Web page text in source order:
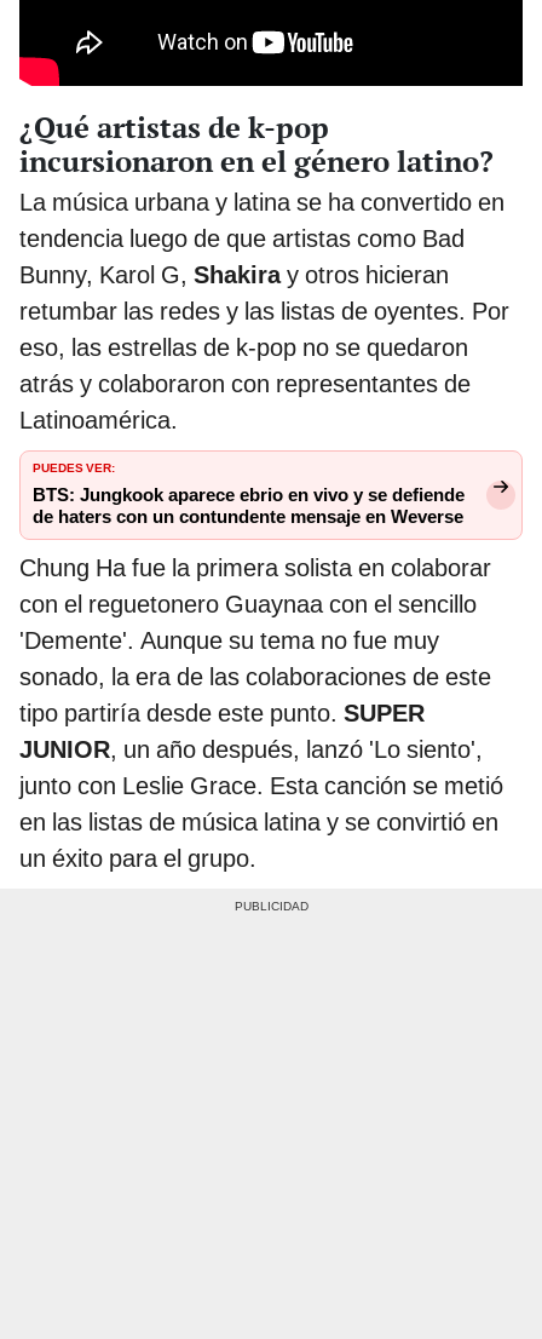
¿Qué artistas de k-pop
incursionaron en el género latino?
La música urbana y latina se ha convertido en
tendencia luego de que artistas como Bad
Bunny, Karol G, Shakiray otros hicieran
retumbar las redes y las listas de oyentes. Por
eso, las estrellas de k-pop no se quedaron
atrás y colaboraron con representantes de
Latinoamérica.
PUEDES VER:
BTS: Jungkook aparece ebrio en vivo y se defiende
de haters con un contundente mensaje en Weverse
Chung Ha fue la primera solista en colaborar
con el reguetonero Guaynaa con el sencillo
'Demente'. Aunque su tema no fue muy
sonado, la era de las colaboraciones de este
tipo partiría desde este punto. SUPER
JUNIOR, un año después, lanzó 'Lo siento',
junto con Leslie Grace. Esta canción se metió
en las listas de música latina y se convirtió en
un éxito para el grupo.